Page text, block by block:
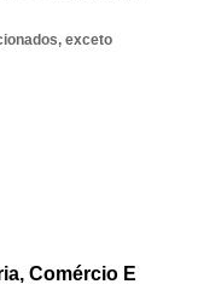
exceto
Comércio E